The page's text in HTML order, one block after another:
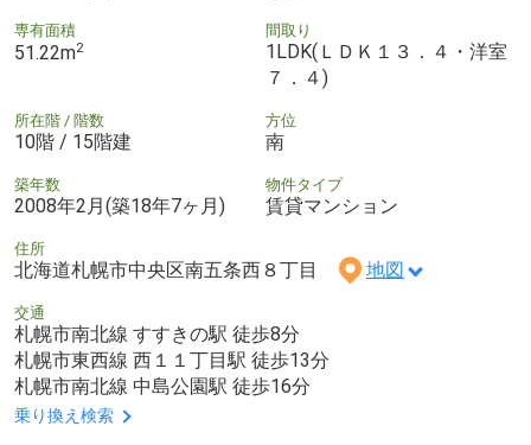
専有面積
51.22m2
間取り
1LDK(ＬＤＫ１３．４・洋室
７．４)
所在階 / 階数
10階 / 15階建
方位
南
築年数
2008年2月(築18年7ヶ月)
物件タイプ
賃貸マンション
住所
北海道札幌市中央区南五条西８丁目 地図
交通
札幌市南北線 すすきの駅 徒歩8分
札幌市東西線 西１１丁目駅 徒歩13分
札幌市南北線 中島公園駅 徒歩16分
乗り換え検索